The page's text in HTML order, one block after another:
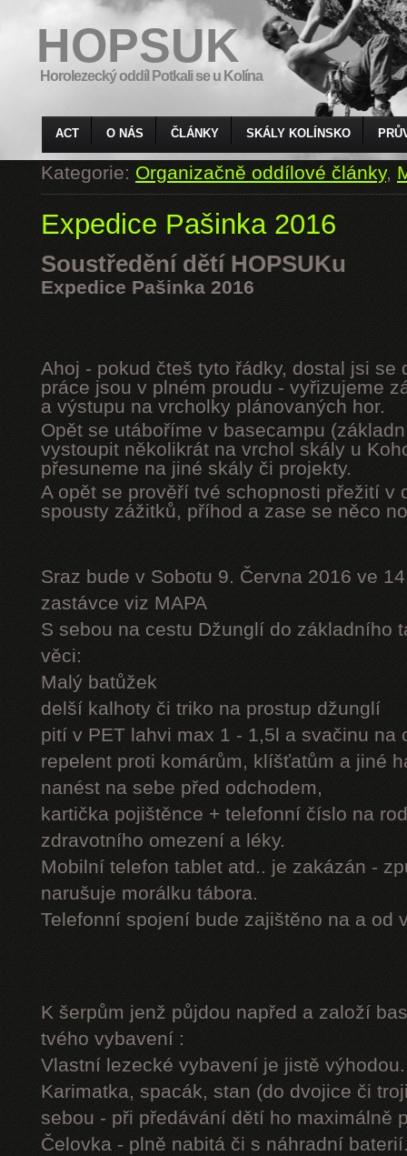
HOPSUK
Horolezecký oddíl Potkali se u Kolína
ACT O NÁS ČLÁNKY SKÁLY KOLÍNSKO
Kategorie:Organizačně oddílové články,
Expedice Pašinka 2016
Soustředění dětí HOPSUKu
Expedice Pašinka 2016
Ahoj - pokud čteš tyto řádky, dostal jsi se
práce jsou v plném proudu - vyřizujeme
a výstupu na vrcholky plánovaných hor.
Opět se utáboříme v basecampu
vystoupit několikrát na vrchol skály u
přesuneme na jiné skály či projekty.
A opět se prověří tvé schopnosti přežití v
spousty zážitků, příhod a zase se něco
Sraz bude v Sobotu 9. Června 2016 ve
zastávce viz MAPA
S sebou na cestu Džunglí do základního
věci:
Malý batůžek
delší kalhoty či triko na prostup džunglí
pití v PET lahvi max 1 - 1,5l a svačinu na
repelent proti komárům, klíšťatům a jiné
nanést na sebe před odchodem,
kartička pojištěnce + telefonní číslo na
zdravotního omezení a léky.
Mobilní telefon tablet atd.. je zakázán -
narušuje morálku tábora.
Telefonní spojení bude zajištěno na a od
K šerpům jenž půjdou napřed a založí
tvého vybavení :
Vlastní lezecké vybavení je jistě výhodou.
Karimatka, spacák, stan (do dvojice či
sebou - při předávání dětí ho maximálně
Čelovka - plně nabitá či s náhradní